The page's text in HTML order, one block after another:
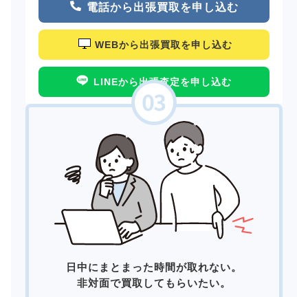
電話から出張買取を申し込む
WEBから出張買取を申し込む
LINEから出張査定を申し込む
日中にまとまった時間が取れない。
非対面で買取してもらいたい。